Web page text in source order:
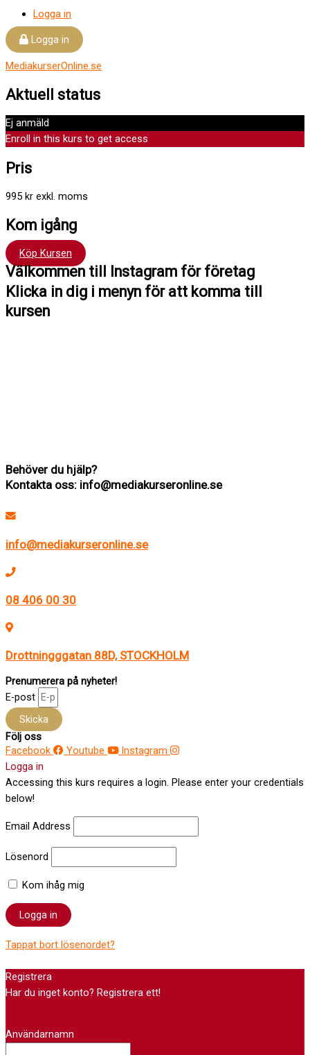
Logga in
Logga in
MediakurserOnline.se
Aktuell status
Ej anmäld
Enroll in this kurs to get access
Pris
995 kr exkl. moms
Kom igång
Köp Kursen
Välkommen till Instagram för företag
Klicka in dig i menyn för att komma till
kursen
Behöver du hjälp?
Kontakta oss: info@mediakurseronline.se
info@mediakurseronline.se
08 406 00 30
Drottningggatan 88D, STOCKHOLM
Prenumerera på nyheter!
E-post
Skicka
Följ oss
Facebook
Youtube
Instagram
Logga in
Accessing this kurs requires a login. Please enter your credentials
below!
Email Address
Lösenord
Kom ihåg mig
Tappat bort lösenordet?
Registrera
Har du inget konto? Registrera ett!
Användarnamn